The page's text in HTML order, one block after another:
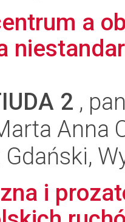
a
2 ,
Anna
i